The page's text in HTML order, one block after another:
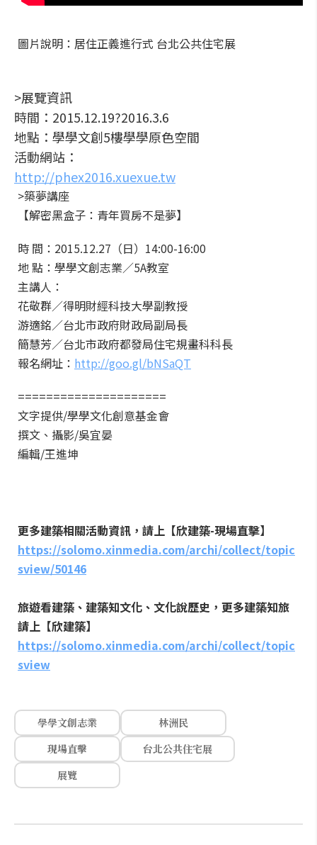
圖片說明：居住正義進行式 台北公共住宅展
>展覽資訊
時間：2015.12.19?2016.3.6
地點：學學文創5樓學學原色空間
活動網站：
http://phex2016.xuexue.tw
>築夢講座
【解密黑盒子：青年買房不是夢】
時 間：2015.12.27（日）14:00-16:00
地 點：學學文創志業／5A教室
主講人：
花敬群／得明財經科技大學副教授
游適銘／台北市政府財政局副局長
簡慧芳／台北市政府都發局住宅規畫科科長
報名網址： http://goo.gl/bNSaQT
=====================
文字提供/學學文化創意基金會
撰文、攝影/吳宜晏
編輯/王進坤
更多建築相關活動資訊，請上【欣建築-現場直擊】
https://solomo.xinmedia.com/archi/collect/topic
sview/50146
旅遊看建築、建築知文化、文化說歷史，更多建築知旅
請上【欣建築】
https://solomo.xinmedia.com/archi/collect/topic
sview
學學文創志業
林洲民
現場直擊
台北公共住宅展
展覽